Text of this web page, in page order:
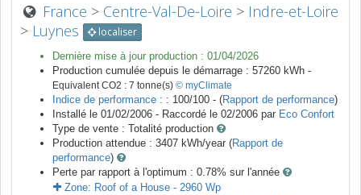
France > Centre-Val-De-Loire > Indre-et-Loire
> Luynes localiser
Dernière mise à jour production : 01/04/2026
Production cumulée depuis le démarrage : 57260 kWh -
Equivalent CO2 : 7 tonne(s) © myClimate
Indice de performance : : 100/100 - (Rapport de performance)
Installé le 01/02/2006 - Raccordé le 02/2006 par Eco Confort
Type de vente : Totalité production
Production attendue : 3407 kWh/year (Rapport de
performance)
Perte par rapport à l'optimum : 0.78% sur l'année
Zone: Roof of a House - 2960 Wp